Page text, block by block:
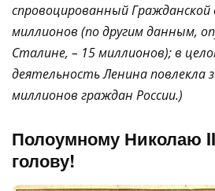
спровоцированный Гражданской
миллионов (по другим данным,
Сталине, – 15 миллионов); в
деятельность Ленина повлекла
миллионов граждан России.)
Полоумному Николаю
голову!